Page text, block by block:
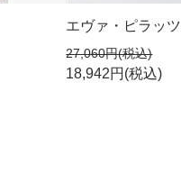
エヴァ・ピラッ
27,060円(税込)
18,942円(税込)